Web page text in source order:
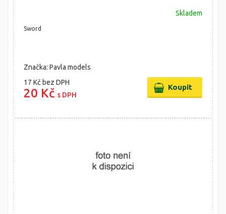
Skladem
Sword
Značka: Pavla models
17 Kč bez DPH
20 Kč s DPH